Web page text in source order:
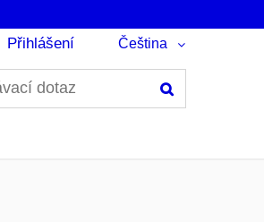
Přihlášení Čeština